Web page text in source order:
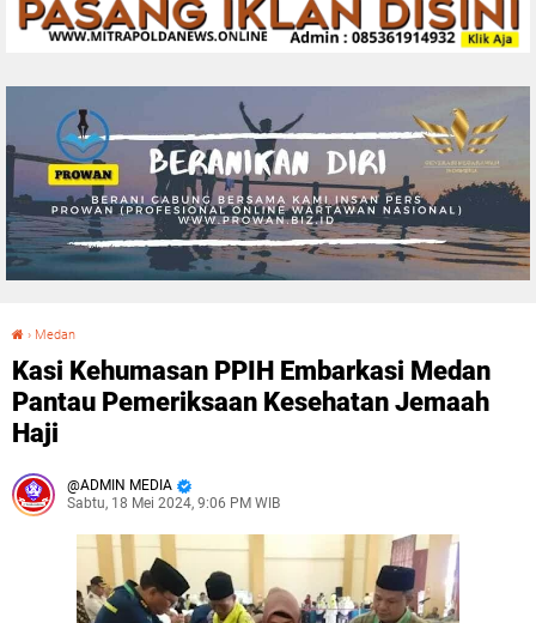
› Medan
Kasi Kehumasan PPIH Embarkasi Medan
Pantau Pemeriksaan Kesehatan Jemaah
Haji
ADMIN MEDIA
Sabtu, 18 Mei 2024, 9:06 PM WIB